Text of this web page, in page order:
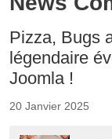
Pizza, Bugs
légendaire
Joomla !
20 Janvier 2025